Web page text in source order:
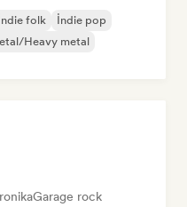
folk
İndie pop
Heavy metal
Garage rock